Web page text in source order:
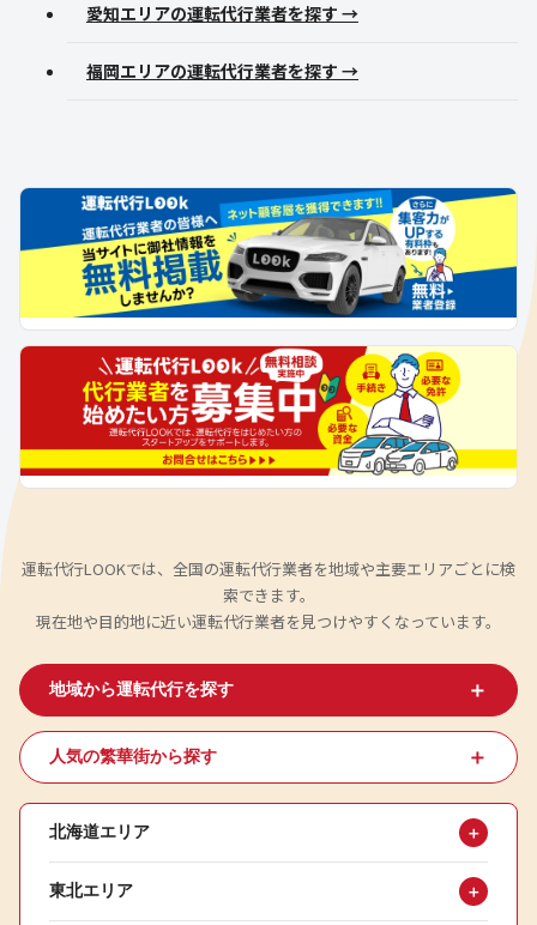
愛知エリアの運転代行業者を探す →
福岡エリアの運転代行業者を探す →
運転代行LOOKでは、全国の運転代行業者を地域や主要エリアごとに検
索できます。
現在地や目的地に近い運転代行業者を見つけやすくなっています。
地域から運転代行を探す ＋
人気の繁華街から探す ＋
北海道エリア ＋
東北エリア ＋